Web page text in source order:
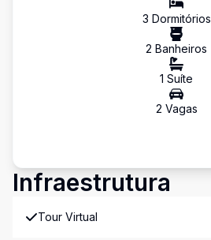
3 Dormitórios
2 Banheiros
1 Suíte
2 Vagas
Infraestrutura
Tour Virtual